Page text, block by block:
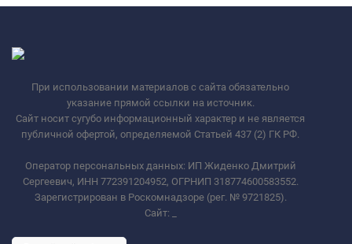
При использовании материалов с сайта обязательно
указание прямой ссылки на источник.
Сайт носит сугубо информационный характер и не является
публичной офертой, определяемой Статьей 437 (2) ГК РФ.
Оператор персональных данных: ИП Жиденко Дмитрий
Сергеевич, ИНН 772391204952, ОГРНИП 318774600583552.
Зарегистрирован в Роскомнадзоре (рег. № 9721825).
Сайт: